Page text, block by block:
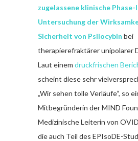
zugelassene klinische
Untersuchung der
Sicherheit von Psilocybin bei
therapierefraktärer unipolarer
Laut einem druckfrischen
scheint diese sehr
„Wir sehen tolle Verläufe“, so
Mitbegründerin der MIND
Medizinische Leiterin von
die auch Teil des EPIsoDE-